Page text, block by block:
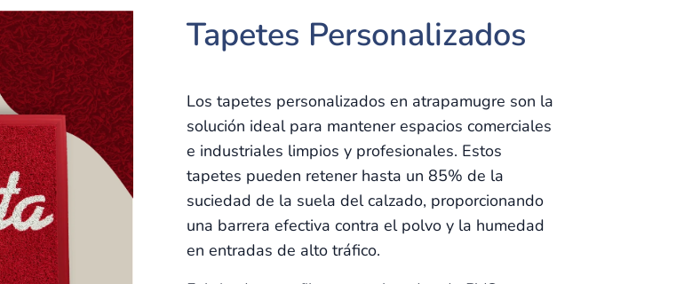
Tapetes Personalizados
Los tapetes personalizados en atrapamugre son la
solución ideal para mantener espacios comerciales
e industriales limpios y profesionales. Estos
tapetes pueden retener hasta un 85% de la
suciedad de la suela del calzado, proporcionando
una barrera efectiva contra el polvo y la humedad
en entradas de alto tráfico.